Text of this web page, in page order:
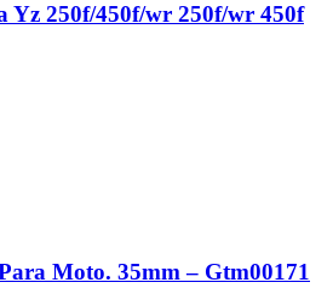
Yz 250f/450f/wr 250f/wr 450f
Moto. 35mm – Gtm00171